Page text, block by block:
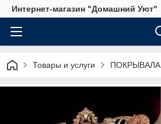
Интернет-магазин "Домашний Уют"
Товары и услуги ПОКРЫВАЛА